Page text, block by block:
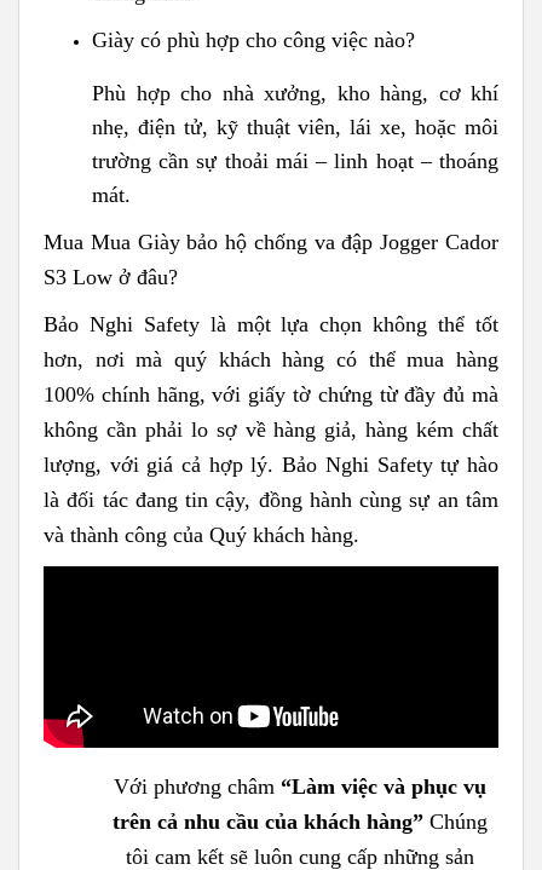
Giày có phù hợp cho công việc nào?
Phù hợp cho nhà xưởng, kho hàng, cơ khí
nhẹ, điện tử, kỹ thuật viên, lái xe, hoặc môi
trường cần sự thoải mái – linh hoạt – thoáng
mát.
Mua Mua Giày bảo hộ chống va đập Jogger Cador
S3 Low ở đâu?
Bảo Nghi Safety là một lựa chọn không thể tốt
hơn, nơi mà quý khách hàng có thể mua hàng
100% chính hãng, với giấy tờ chứng từ đầy đủ mà
không cần phải lo sợ về hàng giả, hàng kém chất
lượng, với giá cả hợp lý. Bảo Nghi Safety tự hào
là đối tác đang tin cậy, đồng hành cùng sự an tâm
và thành công của Quý khách hàng.
Với phương châm “Làm việc và phục vụ
trên cả nhu cầu của khách hàng” Chúng
tôi cam kết sẽ luôn cung cấp những sản